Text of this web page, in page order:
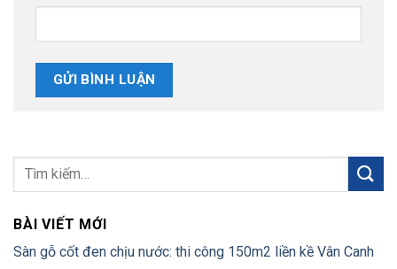
BÀI VIẾT MỚI
Sàn gỗ cốt đen chịu nước: thi công 150m2 liền kề Vân Canh